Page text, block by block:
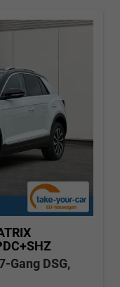
Gang DSG,